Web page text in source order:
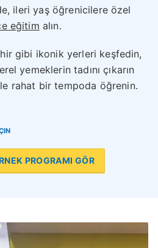
ileri yaş öğrenicilere özel
eğitim alın.
gibi ikonik yerleri keşfedin,
yemeklerin tadını çıkarın
rahat bir tempoda öğrenin.
PROGRAMI GÖR